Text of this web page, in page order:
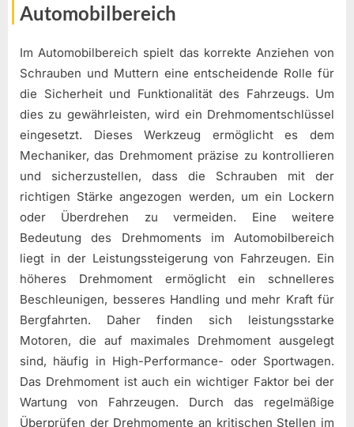
Automobilbereich
Im Automobilbereich spielt das korrekte Anziehen von
Schrauben und Muttern eine entscheidende Rolle für
die Sicherheit und Funktionalität des Fahrzeugs. Um
dies zu gewährleisten, wird ein Drehmomentschlüssel
eingesetzt. Dieses Werkzeug ermöglicht es dem
Mechaniker, das Drehmoment präzise zu kontrollieren
und sicherzustellen, dass die Schrauben mit der
richtigen Stärke angezogen werden, um ein Lockern
oder Überdrehen zu vermeiden. Eine weitere
Bedeutung des Drehmoments im Automobilbereich
liegt in der Leistungssteigerung von Fahrzeugen. Ein
höheres Drehmoment ermöglicht ein schnelleres
Beschleunigen, besseres Handling und mehr Kraft für
Bergfahrten. Daher finden sich leistungsstarke
Motoren, die auf maximales Drehmoment ausgelegt
sind, häufig in High-Performance- oder Sportwagen.
Das Drehmoment ist auch ein wichtiger Faktor bei der
Wartung von Fahrzeugen. Durch das regelmäßige
Überprüfen der Drehmomente an kritischen Stellen im